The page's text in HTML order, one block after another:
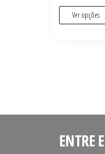
Ver opções
ENTRE